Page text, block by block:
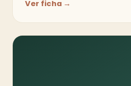
Ver ficha →